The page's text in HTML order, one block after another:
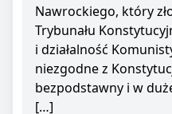
Nawrockiego, który
Trybunału
i działalność
niezgodne z
bezpodstawny i w
[…]